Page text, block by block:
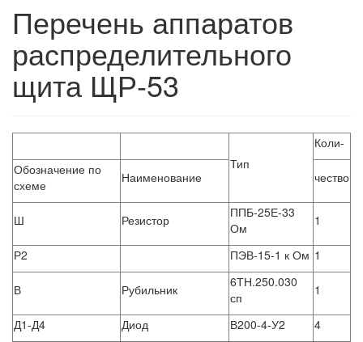
Перечень аппаратов
распределительного
щита ЩР-53
Тип
Коли-
Обозначение по
схеме
Наименование чество
Ш Резистор
ППБ-25Е-33
Ом
1
Р2 ПЭВ-15-1 к Ом 1
В Рубильник
6ТН.250.030
сп
1
Д1-Д4 Диод В200-4-У2
4